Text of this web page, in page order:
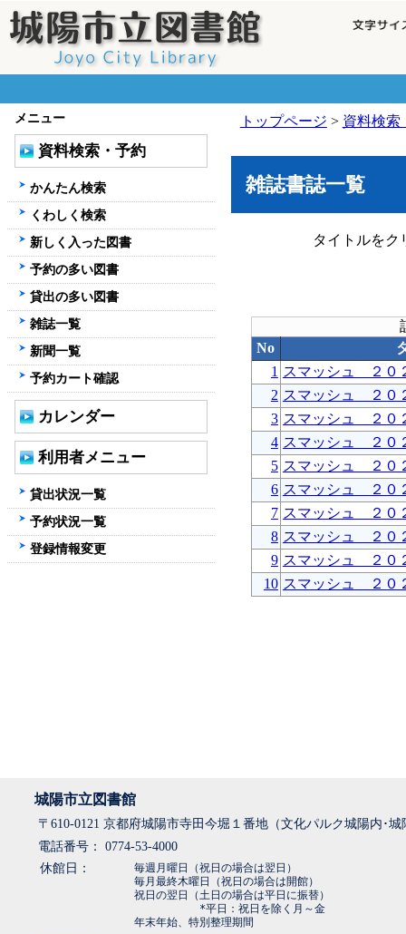
トップページ > 資料検索
雑誌書誌一覧
タイトルをク
No
1 スマッシュ ２０
2 スマッシュ ２０
3 スマッシュ ２０
4 スマッシュ ２０
5 スマッシュ ２０
6 スマッシュ ２０
7 スマッシュ ２０
8 スマッシュ ２０
9 スマッシュ ２０
10 スマッシュ ２０
メニュー
資料検索・予約
かんたん検索
くわしく検索
新しく入った図書
予約の多い図書
貸出の多い図書
雑誌一覧
新聞一覧
予約カート確認
カレンダー
利用者メニュー
貸出状況一覧
予約状況一覧
登録情報変更
城陽市立図書館
〒610-0121 京都府城陽市寺田今堀１番地（文化パルク城陽内･
電話番号： 0774-53-4000
休館日：
毎週月曜日（祝日の場合は翌日）
毎月最終木曜日（祝日の場合は開館）
祝日の翌日（土日の場合は平日に振替）
*平日：祝日を除く月～金
年末年始、特別整理期間